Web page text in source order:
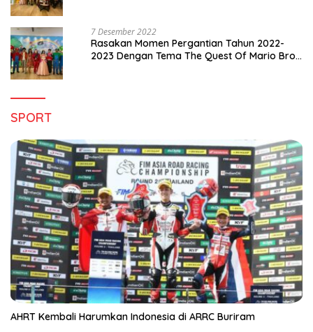
7 Desember 2022
Rasakan Momen Pergantian Tahun 2022-
2023 Dengan Tema The Quest Of Mario Bros
SPORT
AHRT Kembali Harumkan Indonesia di ARRC Buriram